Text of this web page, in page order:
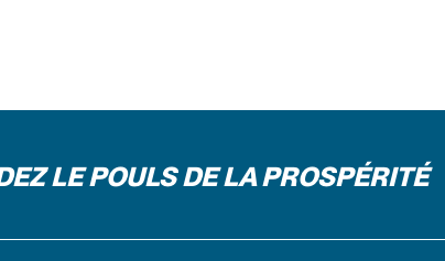
LE POULS DE LA PROSPÉRITÉ